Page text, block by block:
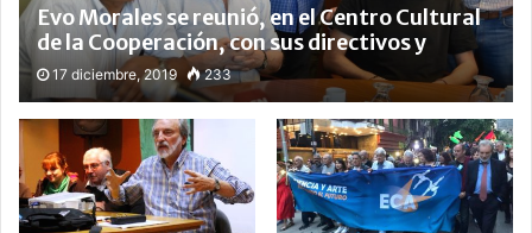
Evo Morales se reunió, en el Centro Cultural
de la Cooperación, con sus directivos y
personalidades de la cultura
17 diciembre, 2019 233